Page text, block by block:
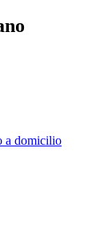
a domicilio